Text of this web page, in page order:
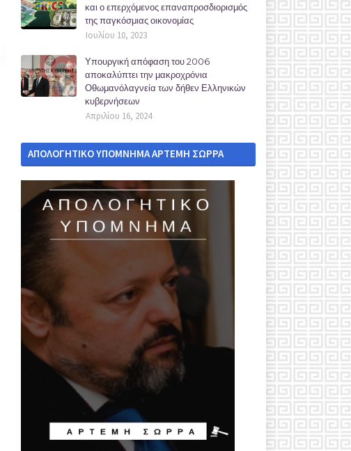
και ο επερχόμενος επαναπροσδιορισμός
της παγκόσμιας οικονομίας
Ιουλίου 10, 2023
Υπουργική απόφαση του 2006
αποκαλύπτει την μακροχρόνια
Οθωμανόλαγνεία των δήθεν Ελληνικών
κυβερνήσεων
Απριλίου 16, 2024
ΑΠΟΛΟΓΗΤΙΚΟ ΥΠΟΜΝΗΜΑ ΑΡΤΕΜΗ ΣΩΡΡΑ